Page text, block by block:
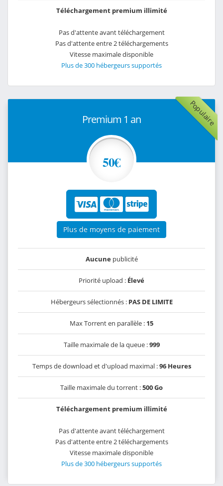
Téléchargement premium illimité
Pas d'attente avant téléchargement
Pas d'attente entre 2 téléchargements
Vitesse maximale disponible
Plus de 300 hébergeurs supportés
Populaire
Premium 1 an
50€
Plus de moyens de paiement
Aucunepublicité
Priorité upload : Élevé
Hébergeurs sélectionnés : PAS DE LIMITE
Max Torrent en parallèle : 15
Taille maximale de la queue :999
Temps de download et d'upload maximal :96 Heures
Taille maximale du torrent :500 Go
Téléchargement premium illimité
Pas d'attente avant téléchargement
Pas d'attente entre 2 téléchargements
Vitesse maximale disponible
Plus de 300 hébergeurs supportés